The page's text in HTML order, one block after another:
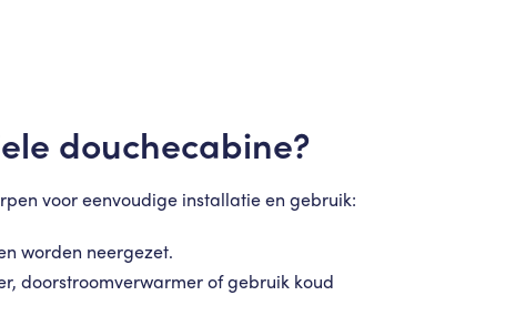
douchecabine?
voor eenvoudige installatie en gebruik:
worden neergezet.
doorstroomverwarmer of gebruik koud